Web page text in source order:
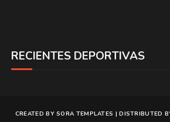
RECIENTES DEPORTIVAS
CREATED BYSORA TEMPLATES | DISTRIBUTED